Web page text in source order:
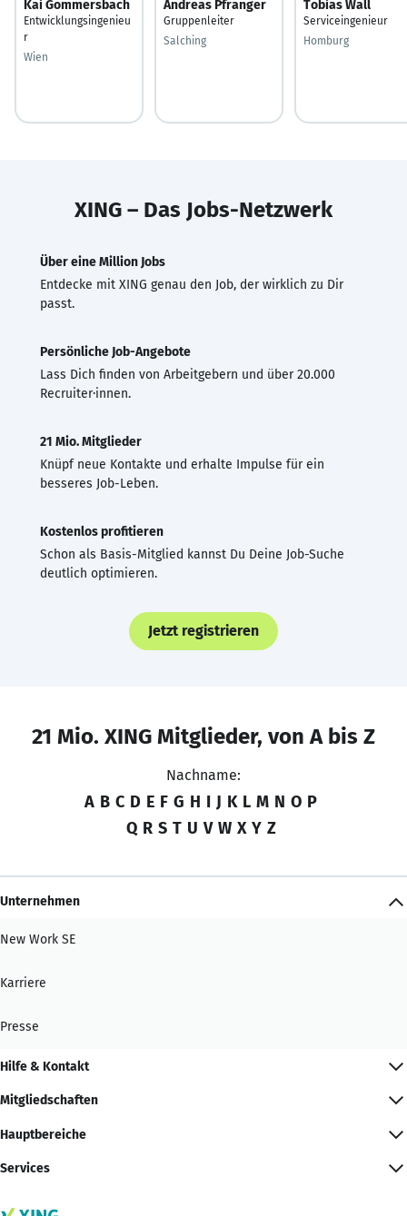
Kai Gommersbach
Entwicklungsingenieu
r
Wien
Andreas Pfranger
Gruppenleiter
Salching
Tobias Wall
Serviceingenieur
Homburg
XING – Das Jobs-Netzwerk
Über eine Million Jobs
Entdecke mit XING genau den Job, der wirklich zu Dir
passt.
Persönliche Job-Angebote
Lass Dich finden von Arbeitgebern und über 20.000
Recruiter·innen.
21 Mio. Mitglieder
Knüpf neue Kontakte und erhalte Impulse für ein
besseres Job-Leben.
Kostenlos profitieren
Schon als Basis-Mitglied kannst Du Deine Job-Suche
deutlich optimieren.
Jetzt registrieren
21 Mio. XING Mitglieder, von A bis Z
Nachname:
A B C D E F G H I J K L M N O P
Q R S T U V W X Y Z
Unternehmen
New Work SE
Karriere
Presse
Hilfe & Kontakt
Mitgliedschaften
Hauptbereiche
Services